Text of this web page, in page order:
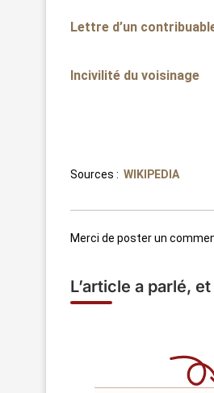
Lettre d’un
Incivilité du voisinage
Sources : WIKIPEDIA
Merci de poster un
L’article a parlé,